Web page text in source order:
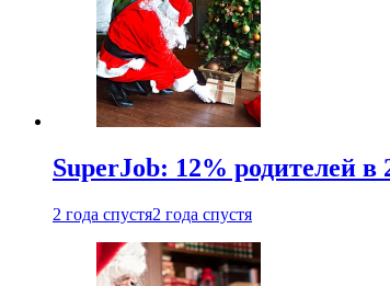
SuperJob: 12% родителей в
2 года спустя2 года спустя